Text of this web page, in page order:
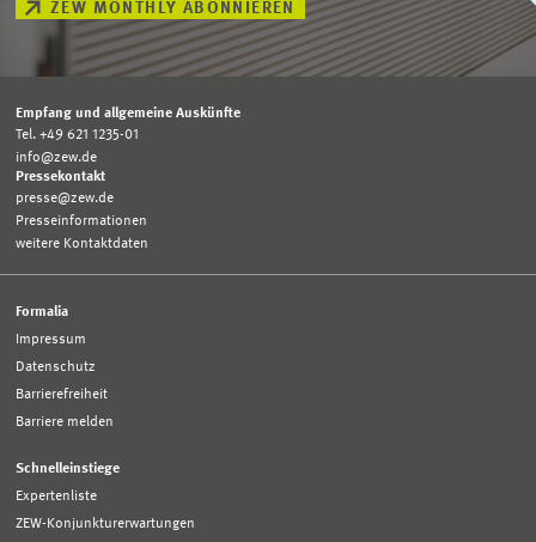
ZEW MONTHLY ABONNIEREN
Empfang und allgemeine Auskünfte
Tel. +49 621 1235-01
info@zew.de
Pressekontakt
presse@zew.de
Presseinformationen
weitere Kontaktdaten
Formalia
Impressum
Datenschutz
Barrierefreiheit
Barriere melden
Schnelleinstiege
Expertenliste
ZEW-Konjunkturerwartungen